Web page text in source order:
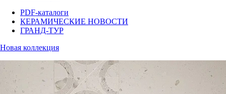
PDF-каталоги
КЕРАМИЧЕСКИЕ НОВОСТИ
ГРАНД-ТУР
Новая коллекция